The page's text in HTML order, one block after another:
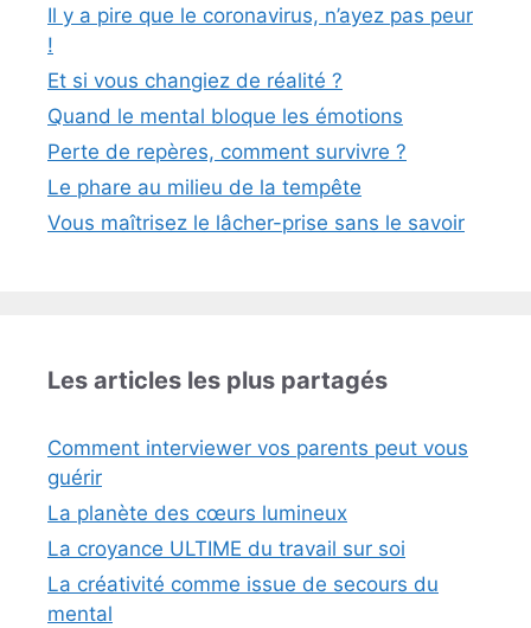
Il y a pire que le coronavirus, n’ayez pas peur
!
Et si vous changiez de réalité ?
Quand le mental bloque les émotions
Perte de repères, comment survivre ?
Le phare au milieu de la tempête
Vous maîtrisez le lâcher-prise sans le savoir
Les articles les plus partagés
Comment interviewer vos parents peut vous
guérir
La planète des cœurs lumineux
La croyance ULTIME du travail sur soi
La créativité comme issue de secours du
mental